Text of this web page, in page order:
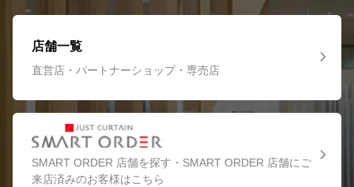
店舗一覧
直営店・パートナーショップ・専売店
SMART ORDER 店舗を探す・SMART ORDER 店舗にご
来店済みのお客様はこちら